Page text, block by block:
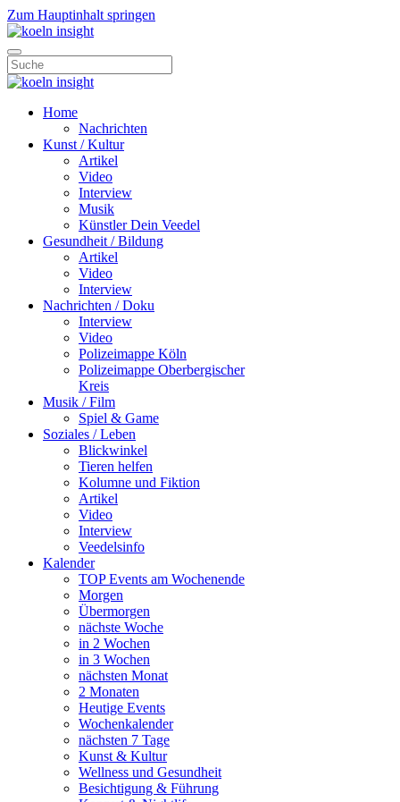
Zum Hauptinhalt springen
Home
Nachrichten
Kunst / Kultur
Artikel
Video
Interview
Musik
Künstler Dein Veedel
Gesundheit / Bildung
Artikel
Video
Interview
Nachrichten / Doku
Interview
Video
Polizeimappe Köln
Polizeimappe Oberbergischer
Kreis
Musik / Film
Spiel & Game
Soziales / Leben
Blickwinkel
Tieren helfen
Kolumne und Fiktion
Artikel
Video
Interview
Veedelsinfo
Kalender
TOP Events am Wochenende
Morgen
Übermorgen
nächste Woche
in 2 Wochen
in 3 Wochen
nächsten Monat
2 Monaten
Heutige Events
Wochenkalender
nächsten 7 Tage
Kunst & Kultur
Wellness und Gesundheit
Besichtigung & Führung